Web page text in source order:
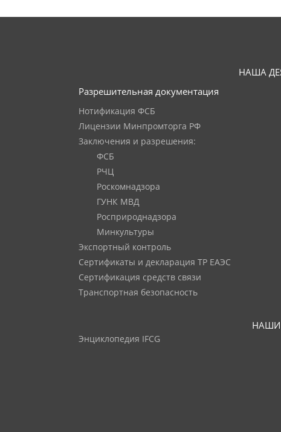
НАША
Разрешительная документация
Нотификация ФСБ
Лицензии Минпромторга РФ
Заключения и разрешения:
ФСБ
РЧЦ
Роскомнадзора
ГУНК МВД
Росприроднадзора
Минкультуры
Экспортный контроль
Сертификаты и декларация ТР ЕАЭС
Сертификация средств связи
Транспортная безопасность
НАШИ
Энциклопедия IFCG